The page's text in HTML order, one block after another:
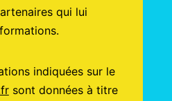
qui lui
indiquées sur le
sont données à titre